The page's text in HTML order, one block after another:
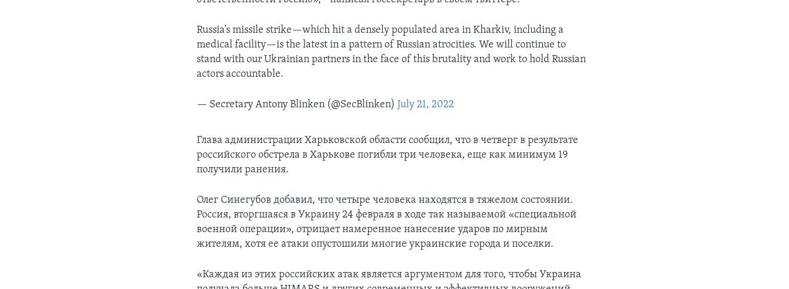
Russia’s missile strike—which hit a densely populated area in Kharkiv, including a
medical facility—is the latest in a pattern of Russian atrocities. We will continue to
stand with our Ukrainian partners in the face of this brutality and work to hold Russian
actors accountable.
— Secretary Antony Blinken (@SecBlinken)July 21, 2022
Глава администрации Харьковской области сообщил, что в четверг в результате
российского обстрела в Харькове погибли три человека, еще как минимум 19
получили ранения.
Олег Синегубов добавил, что четыре человека находятся в тяжелом состоянии.
Россия, вторгшаяся в Украину 24 февраля в ходе так называемой «специальной
военной операции», отрицает намеренное нанесение ударов по мирным
жителям, хотя ее атаки опустошили многие украинские города и поселки.
«Каждая из этих российских атак является аргументом для того, чтобы Украина